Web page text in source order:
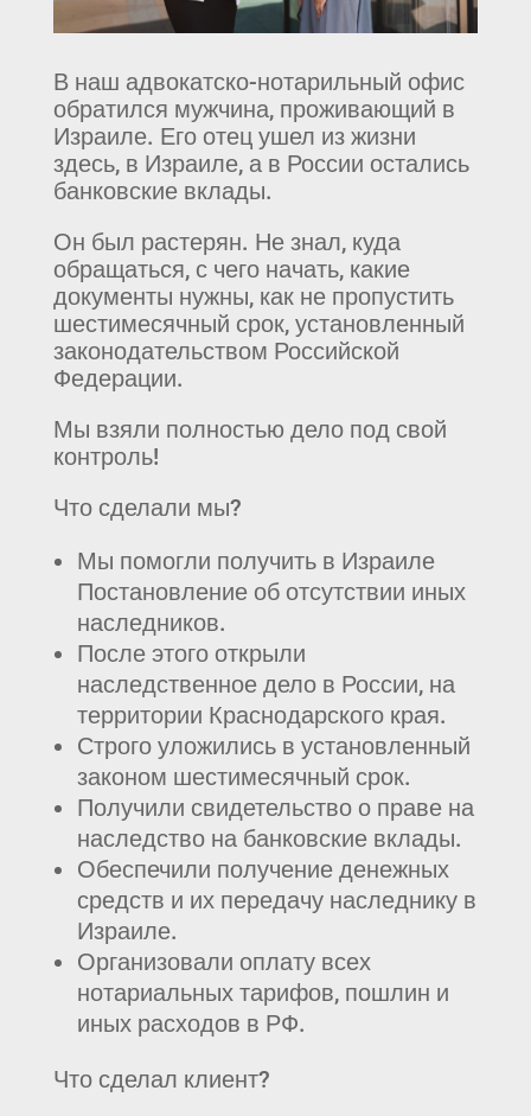
В наш адвокатско-нотарильный офис
обратился мужчина, проживающий в
Израиле. Его отец ушел из жизни
здесь, в Израиле, а в России остались
банковские вклады.
Он был растерян. Не знал, куда
обращаться, с чего начать, какие
документы нужны, как не пропустить
шестимесячный срок, установленный
законодательством Российской
Федерации.
Мы взяли полностью дело под свой
контроль!
Что сделали мы?
Мы помогли получить в Израиле
Постановление об отсутствии иных
наследников.
После этого открыли
наследственное дело в России, на
территории Краснодарского края.
Строго уложились в установленный
законом шестимесячный срок.
Получили свидетельство о праве на
наследство на банковские вклады.
Обеспечили получение денежных
средств и их передачу наследнику в
Израиле.
Организовали оплату всех
нотариальных тарифов, пошлин и
иных расходов в РФ.
Что сделал клиент?